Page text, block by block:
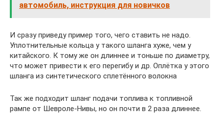
автомобиль, инструкция для новичков
И сразу приведу пример того, чего ставить не надо.
Уплотнительные кольца у такого шланга хуже, чем у
китайского. К тому же он длиннее и тоньше по диаметру,
что может привести к его перегибу и др. Оплётка у этого
шланга из синтетического сплетённого волокна
Так же подходит шланг подачи топлива к топливной
рампе от Шевроле-Нивы, но он почти в 2 раза длиннее.